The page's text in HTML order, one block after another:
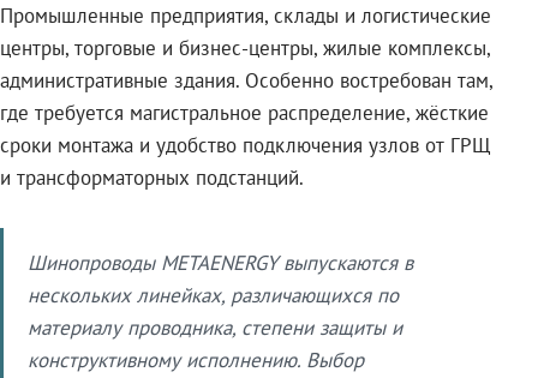
Промышленные предприятия, склады и логистические
центры, торговые и бизнес-центры, жилые комплексы,
административные здания. Особенно востребован там,
где требуется магистральное распределение, жёсткие
сроки монтажа и удобство подключения узлов от ГРЩ
и трансформаторных подстанций.
Шинопроводы METAENERGY выпускаются в
нескольких линейках, различающихся по
материалу проводника, степени защиты и
конструктивному исполнению. Выбор